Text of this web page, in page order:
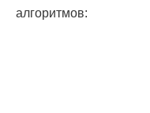
алгоритмов: